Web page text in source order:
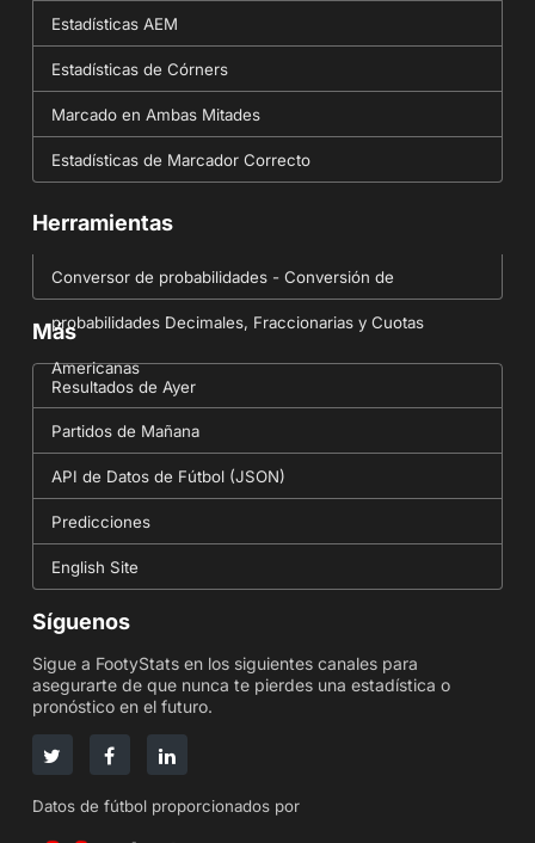
Estadísticas AEM
Estadísticas de Córners
Marcado en Ambas Mitades
Estadísticas de Marcador Correcto
Herramientas
Conversor de probabilidades - Conversión de
probabilidades Decimales, Fraccionarias y Cuotas
Americanas
Más
Resultados de Ayer
Partidos de Mañana
API de Datos de Fútbol (JSON)
Predicciones
English Site
Síguenos
Sigue a FootyStats en los siguientes canales para
asegurarte de que nunca te pierdes una estadística o
pronóstico en el futuro.
Datos de fútbol proporcionados por